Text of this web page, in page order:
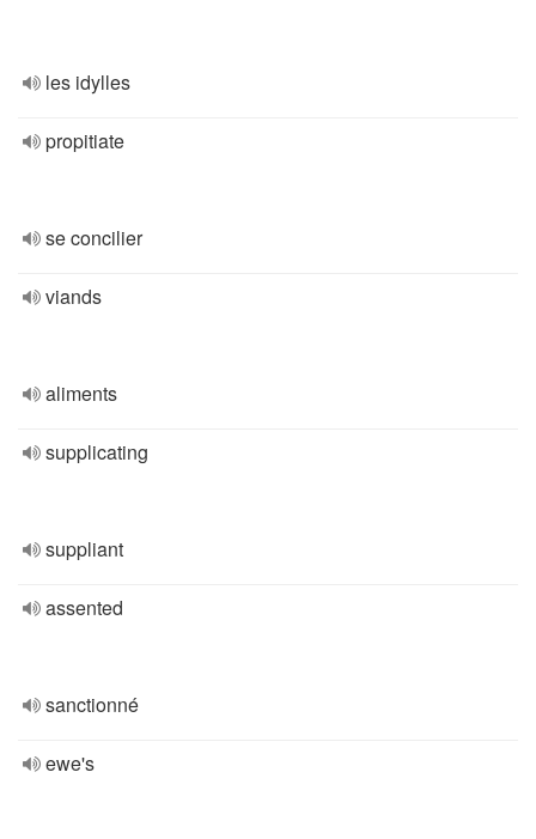
les idylles
propitiate
se concilier
viands
aliments
supplicating
suppliant
assented
sanctionné
ewe's